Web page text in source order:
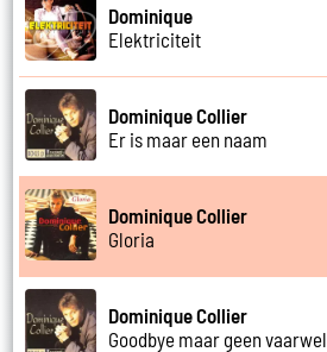
Dominique
Elektriciteit
Dominique Collier
Er is maar een naam
Dominique Collier
Gloria
Dominique Collier
Goodbye maar geen vaarwel